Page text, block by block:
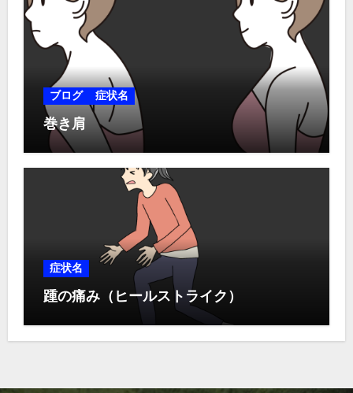
ブログ 症状名
巻き肩
症状名
踵の痛み（ヒールストライク）